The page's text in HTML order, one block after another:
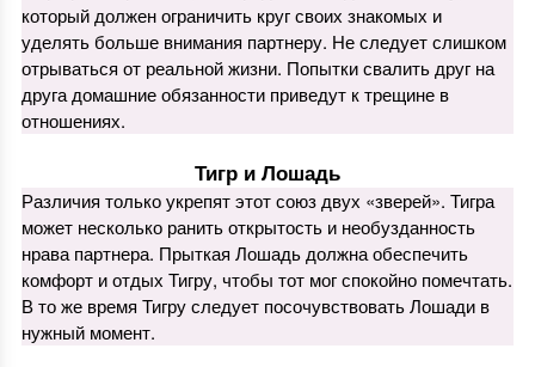
который должен ограничить круг своих знакомых и
уделять больше внимания партнеру. Не следует слишком
отрываться от реальной жизни. Попытки свалить друг на
друга домашние обязанности приведут к трещине в
отношениях.
Тигр и Лошадь
Различия только укрепят этот союз двух «зверей». Тигра
может несколько ранить открытость и необузданность
нрава партнера. Прыткая Лошадь должна обеспечить
комфорт и отдых Тигру, чтобы тот мог спокойно помечтать.
В то же время Тигру следует посочувствовать Лошади в
нужный момент.